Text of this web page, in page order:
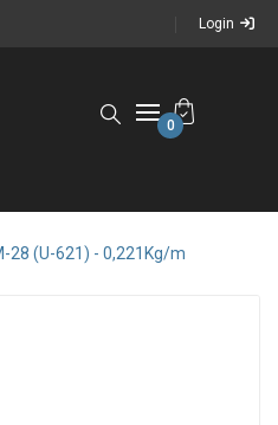
Login
0
28 (U-621) - 0,221Kg/m